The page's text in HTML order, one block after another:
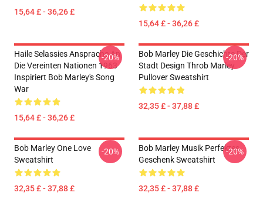
15,64 £ - 36,26 £
15,64 £ - 36,26 £
Haile Selassies Ansprache An
Die Vereinten Nationen 1963
Inspiriert Bob Marley's Song
War
15,64 £ - 36,26 £
-20%
Bob Marley Die Geschichte Der
Stadt Design Throb Marley
Pullover Sweatshirt
32,35 £ - 37,88 £
-20%
Bob Marley One Love
Sweatshirt
32,35 £ - 37,88 £
-20%
Bob Marley Musik Perfektes
Geschenk Sweatshirt
32,35 £ - 37,88 £
-20%